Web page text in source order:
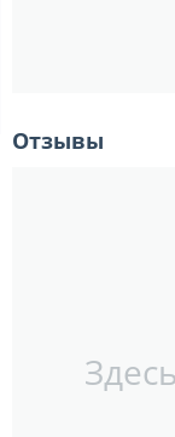
Отзывы